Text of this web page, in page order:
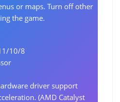
or maps. Turn off other
the game.
10/8
driver support
(AMD Catalyst